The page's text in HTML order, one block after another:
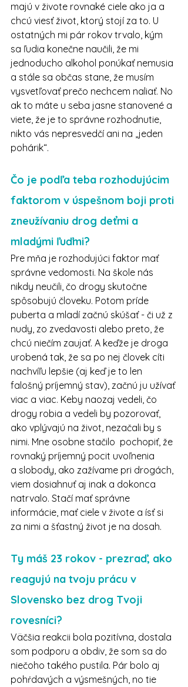
majú v živote rovnaké ciele ako ja a
chcú viesť život, ktorý stojí za to. U
ostatných mi pár rokov trvalo, kým
sa ľudia konečne naučili, že mi
jednoducho alkohol ponúkať nemusia
a stále sa občas stane, že musím
vysvetľovať prečo nechcem naliať. No
ak to máte u seba jasne stanovené a
viete, že je to správne rozhodnutie,
nikto vás nepresvedčí ani na „jeden
pohárik“.
Čo je podľa teba rozhodujúcim
faktorom v úspešnom boji proti
zneužívaniu drog deťmi a
mladými ľuďmi?
Pre mňa je rozhodujúci faktor mať
správne vedomosti. Na škole nás
nikdy neučili, čo drogy skutočne
spôsobujú človeku. Potom príde
puberta a mladí začnú skúšať - či už z
nudy, zo zvedavosti alebo preto, že
chcú niečím zaujať. A keďže je droga
urobená tak, že sa po nej človek cíti
nachvíľu lepšie (aj keď je to len
falošný príjemný stav), začnú ju užívať
viac a viac. Keby naozaj vedeli, čo
drogy robia a vedeli by pozorovať,
ako vplývajú na život, nezačali by s
nimi. Mne osobne stačilo  pochopiť, že
rovnaký príjemný pocit uvoľnenia
a slobody, ako zažívame pri drogách,
viem dosiahnuť aj inak a dokonca
natrvalo. Stačí mať správne
informácie, mať ciele v živote a ísť si
za nimi a šťastný život je na dosah.
Ty máš 23 rokov - prezraď, ako
reagujú na tvoju prácu v
Slovensko bez drog Tvoji
rovesníci?
Väčšia reakcii bola pozitívna, dostala
som podporu a obdiv, že som sa do
niečoho takého pustila. Pár bolo aj
pohŕdavých a výsmešných, no tie